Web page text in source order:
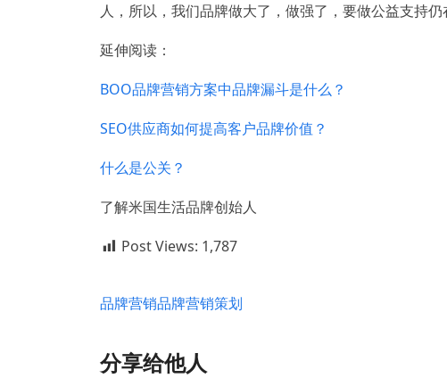
人，所以，我们品牌做大了，做强了，要做公益支持
延伸阅读：
BOO品牌营销方案中品牌漏斗是什么？
SEO供应商如何提高客户品牌价值？
什么是公关？
了解米国生活品牌创始人
Post Views: 1,787
品牌营销品牌营销策划
分享给他人